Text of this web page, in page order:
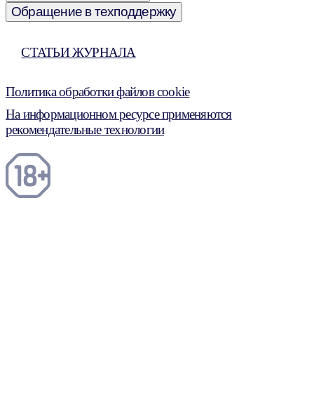
Обращение в техподдержку
СТАТЬИ ЖУРНАЛА
Политика обработки файлов cookie
На информационном ресурсе применяются
рекомендательные технологии